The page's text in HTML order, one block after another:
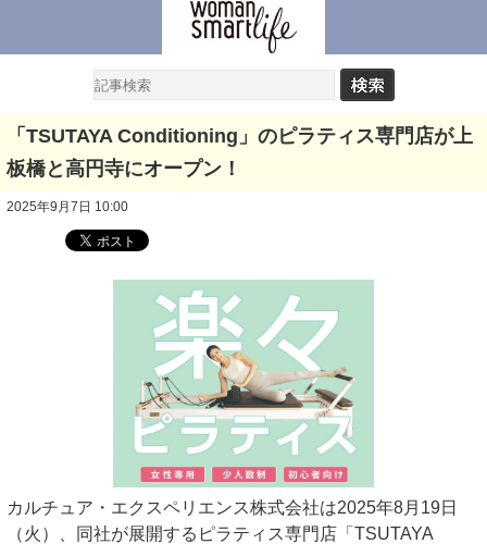
「TSUTAYA Conditioning」のピラティス専門店が上
板橋と高円寺にオープン！
2025年9月7日 10:00
カルチュア・エクスペリエンス株式会社は2025年8月19日
（火）、同社が展開するピラティス専門店「TSUTAYA